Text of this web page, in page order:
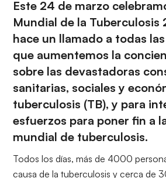
Este 24 de marzo
Mundial de la Tuberculosis
hace un llamado a todas
que aumentemos la
sobre las devastadoras
sanitarias, sociales y
tuberculosis (TB), y para
esfuerzos para poner fin a
mundial de tuberculosis.
Todos los días, más de 4000
causa de la tuberculosis y cerca de